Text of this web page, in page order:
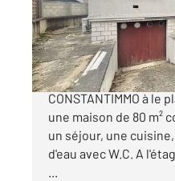
Maison à vendre
334
Votre agence Century
CONSTANTIMMO à le
une maison de 80 m²
un séjour, une
d'eau avec W.C. A
...